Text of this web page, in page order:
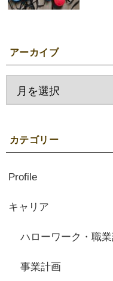
アーカイブ
カテゴリー
Profile
キャリア
ハローワーク・職
事業計画